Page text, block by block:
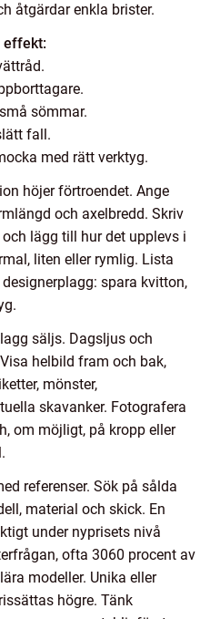
åtgärdar enkla brister.
effekt:
sömmar.
fall.
med rätt verktyg.
höjer förtroendet. Ange
och axelbredd. Skriv
lägg till hur det upplevs i
liten eller rymlig. Lista
spara kvitton,
säljs. Dagsljus och
helbild fram och bak,
mönster,
skavanker. Fotografera
om möjligt, på kropp eller
referenser. Sök på sålda
material och skick. En
under nyprisets nivå
ofta 3060 procent av
modeller. Unika eller
högre. Tänk